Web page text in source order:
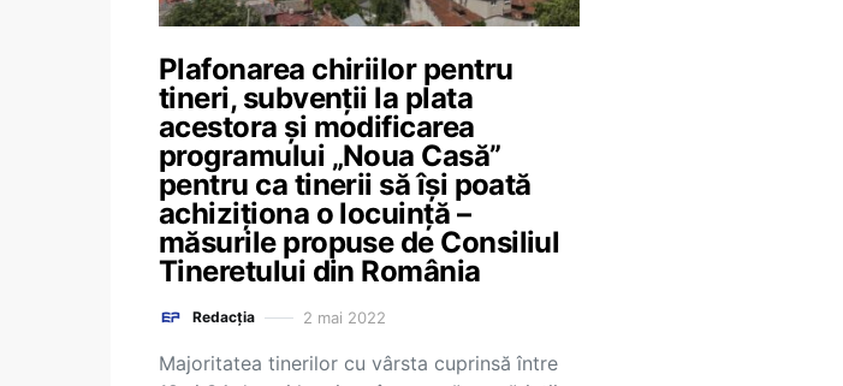
Plafonarea chiriilor pentru
tineri, subvenții la plata
acestora și modificarea
programului „Noua Casă”
pentru ca tinerii să își poată
achiziționa o locuință –
măsurile propuse de Consiliul
Tineretului din România
Redacția 2 mai 2022
Majoritatea tinerilor cu vârsta cuprinsă între